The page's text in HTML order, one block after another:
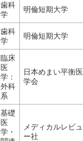
歯科
学
明倫短期大学
歯科
学
明倫短期大学
臨床
医
学：
外科
系
日本めまい平衡医
学会
基礎
医
学・
メディカルレビュ
ー社